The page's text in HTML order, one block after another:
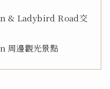
& Ladybird Road交
周邊觀光景點